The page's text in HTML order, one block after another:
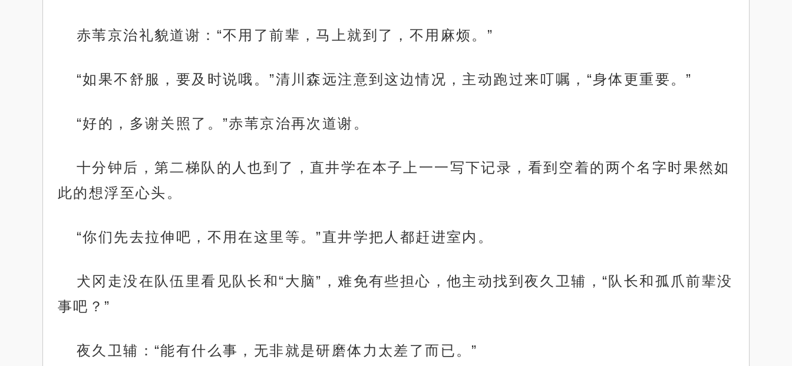
赤苇京治礼貌道谢：“不用了前辈，马上就到了，不用麻烦。”
“如果不舒服，要及时说哦。”清川森远注意到这边情况，主动跑过来叮嘱，“身体更重要。”
“好的，多谢关照了。”赤苇京治再次道谢。
十分钟后，第二梯队的人也到了，直井学在本子上一一写下记录，看到空着的两个名字时果然如
此的想浮至心头。
“你们先去拉伸吧，不用在这里等。”直井学把人都赶进室内。
犬冈走没在队伍里看见队长和“大脑”，难免有些担心，他主动找到夜久卫辅，“队长和孤爪前辈没
事吧？”
夜久卫辅：“能有什么事，无非就是研磨体力太差了而已。”